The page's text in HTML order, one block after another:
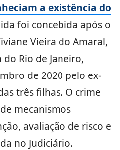
a existência do
foi concebida após o
Vieira do Amaral,
Rio de Janeiro,
de 2020 pelo ex-
três filhas. O crime
mecanismos
avaliação de risco e
no Judiciário.